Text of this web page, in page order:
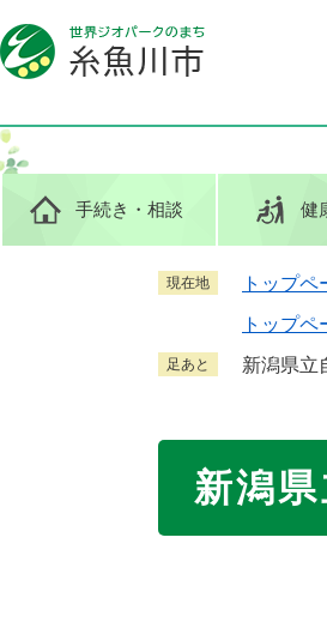
ー
ジ
先
頭
。
ニ
ュ
を
飛
て
手続き ・相談 健
現在地 トップペ
トップペ
足あと 新潟県立
新潟